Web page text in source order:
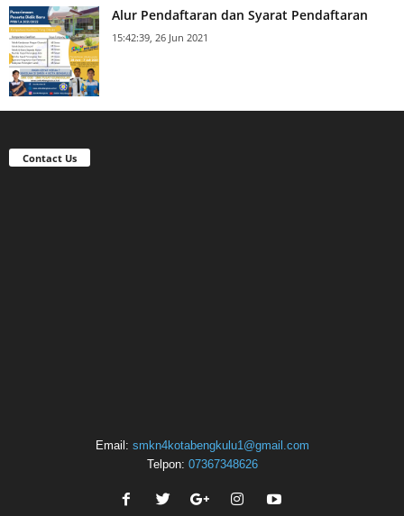
Alur Pendaftaran dan Syarat Pendaftaran
15:42:39, 26 Jun 2021
Contact Us
Email: smkn4kotabengkulu1@gmail.com
Telpon: 07367348626